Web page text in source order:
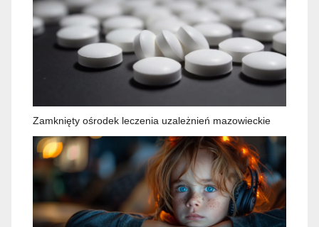
Zamknięty ośrodek leczenia uzależnień mazowieckie